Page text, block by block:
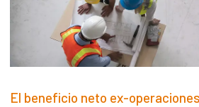
El beneficio neto ex-